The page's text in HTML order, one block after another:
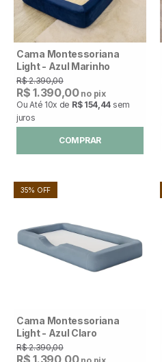
Cama Montessoriana
Light - Azul Marinho
R$ 2.390,00
R$ 1.390,00no pix
Ou Até 10x de R$ 154,44 sem
juros
COMPRAR
35% OFF
Cama Montessoriana
Light - Azul Claro
R$ 2.390,00
R$ 1.390,00